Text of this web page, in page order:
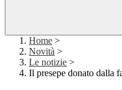
Home >
Novità >
Le notizie >
Il presepe donato dalla